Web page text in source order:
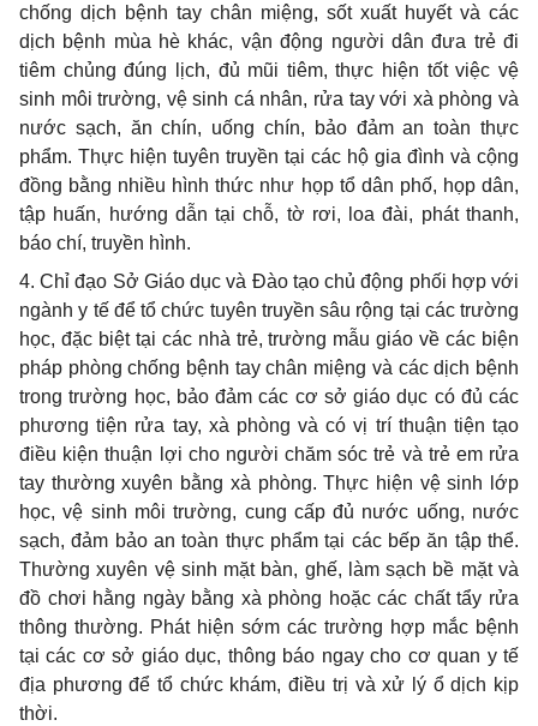
chống dịch bệnh tay chân miệng, sốt xuất huyết và các
dịch bệnh mùa hè khác, vận động người dân đưa trẻđi
tiêm chủng đúng lịch, đủ mũi tiêm, thực hiện tốt việc vệ
sinh môi trường, vệ sinh cá nhân, rửa tay với xà phòng và
nước sạch, ăn chín, uống chín, bảo đảm an toàn thực
phẩm. Thực hiện tuyên truyền tại các hộ gia đình và cộng
đồng bằng nhiều hình thức như họp tổ dân phố, họp dân,
tập huấn, hướng dẫn tại chỗ, tờ rơi, loađài, phát thanh,
báo chí, truyền hình.
4. Chỉ đạo Sở Giáo dục và Đào tạo chủ động phối hợp với
ngành y tế để tổ chức tuyên truyền sâu rộng tại các trường
học, đặc biệt tại các nhà trẻ, trường mẫu giáo về các biện
pháp phòng chống bệnh tay chân miệng và các dịch bệnh
trong trường học, bảo đảm các cơ sở giáo dục có đủ các
phương tiện rửa tay, xà phòng và có vị trí thuận tiện tạo
điều kiện thuận lợi cho người chăm sóc trẻ và trẻ em rửa
tay thường xuyên bằng xà phòng. Thực hiện vệ sinh lớp
học, vệ sinh môi trường, cung cấp đủ nước uống, nước
sạch,đảm bảoan toàn thực phẩm tại các bếp ăn tập thể.
Thường xuyên vệ sinh mặt bàn, ghế, làm sạch bề mặt và
đồ chơi hằng ngày bằng xà phòng hoặc các chất tẩy rửa
thông thường. Phát hiện sớm các trường hợp mắc bệnh
tại các cơ sở giáo dục, thông báo ngay cho cơ quan y tế
địa phươngđể tổ chức khám, điều trị vàxử lý ổdịch kịp
thời.